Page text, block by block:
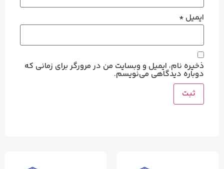
ایمیل *
ذخیره نام، ایمیل و وبسایت من در مرورگر برای زمانی که
دوباره دیدگاهی می‌نویسم.